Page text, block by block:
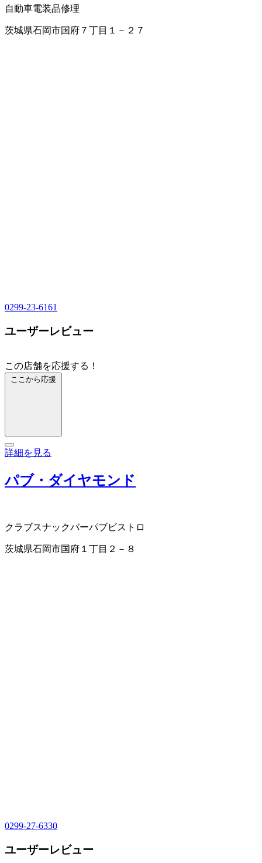
自動車電装品修理
茨城県石岡市国府７丁目１－２７
0299-23-6161
ユーザーレビュー
この店舗を応援する！
ここから応援
詳細を見る
パブ・ダイヤモンド
クラブスナックバーパブビストロ
茨城県石岡市国府１丁目２－８
0299-27-6330
ユーザーレビュー